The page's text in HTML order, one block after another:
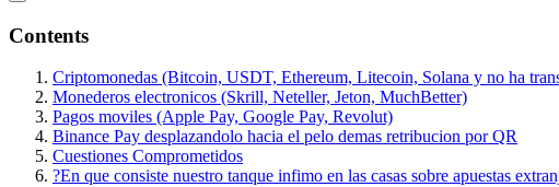
Contents
Criptomonedas (Bitcoin, USDT, Ethereum, Litecoin, Solana y no ha
Monederos electronicos (Skrill, Neteller, Jeton, MuchBetter)
Pagos moviles (Apple Pay, Google Pay, Revolut)
Binance Pay desplazandolo hacia el pelo demas retribucion por QR
Cuestiones Comprometidos
?En que consiste nuestro tanque infimo en las casas sobre apuestas